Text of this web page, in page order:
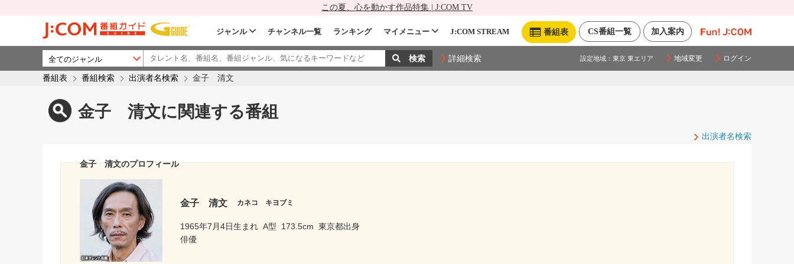
この夏、心を動かす作品特集 | J:COM TV
加入案内
CS番組一覧
番組表
ジャンル チャンネル一覧 ランキング マイメニュー J:COM STREAM
詳細検索 設定地域： 東京 東エリア 地域変更 ログイン
番組表 番組検索 出演者名検索 金子 清文
金子 清文に関連する番組
出演者名検索
金子 清文のプロフィール
金子 清文 カネコ キヨブミ
1965年7月4日生まれ A型 173.5cm 東京都出身
俳優